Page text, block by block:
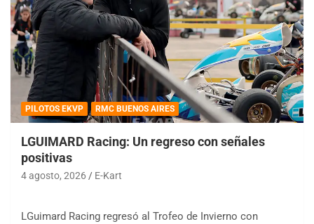
PILOTOS EKVP RMC BUENOS AIRES
LGUIMARD Racing: Un regreso con señales
positivas
4 agosto, 2026 E-Kart
LGuimard Racing regresó al Trofeo de Invierno con